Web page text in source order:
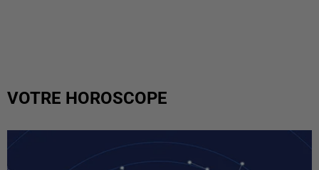
VOTRE HOROSCOPE